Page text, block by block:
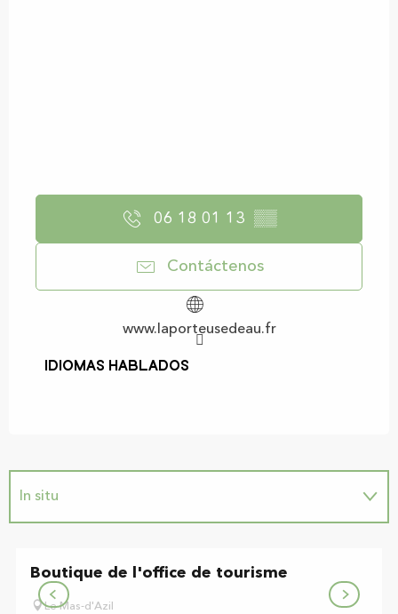
06 18 01 13 ▒▒
Contáctenos
www.laporteusedeau.fr
Idiomas hablados
Idiomas hablados
In situ
Boutique de l'office de tourisme
Le Mas-d'Azil